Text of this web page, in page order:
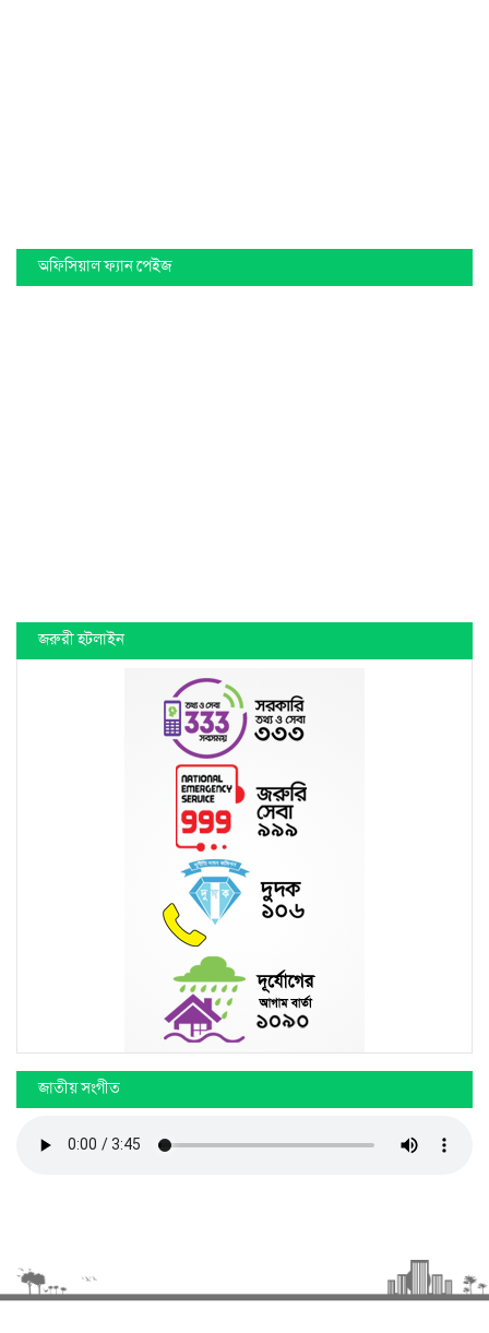
অফিসিয়াল ফ্যান পেইজ
জরুরী হটলাইন
জাতীয় সংগীত